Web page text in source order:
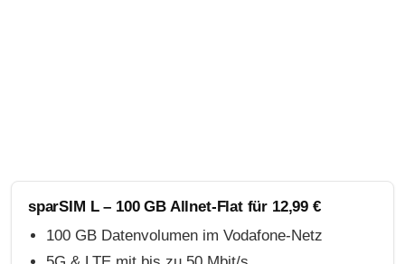
sparSIM L – 100 GB Allnet-Flat für 12,99 €
100 GB Datenvolumen im Vodafone-Netz